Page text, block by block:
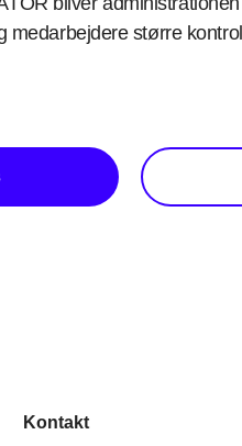
medarbejdere større
Kontakt